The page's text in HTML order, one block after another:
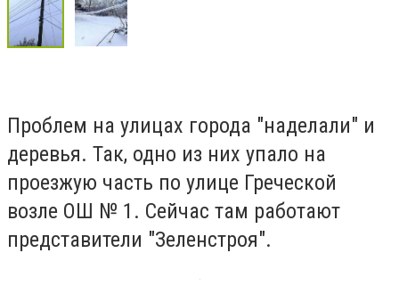
Проблем на улицах города "наделали" и
деревья. Так, одно из них упало на
проезжую часть по улице Греческой
возле ОШ № 1. Сейчас там работают
представители "Зеленстроя".